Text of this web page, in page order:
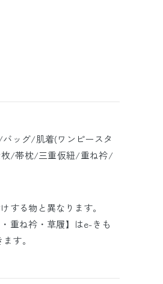
ッグ/肌着(ワンピースタ
/帯枕/三重仮紐/重ね衿/
する物と異なります。
重ね衿・草履】はe-きも
す。